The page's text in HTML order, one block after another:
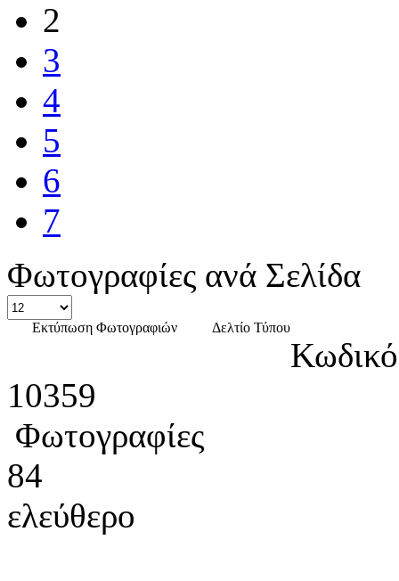
2
3
4
5
6
7
Φωτογραφίες ανά Σελίδα
Εκτύπωση Φωτογραφιών Δελτίο Τύπου
10359
Φωτογραφίες
84
ελεύθερο